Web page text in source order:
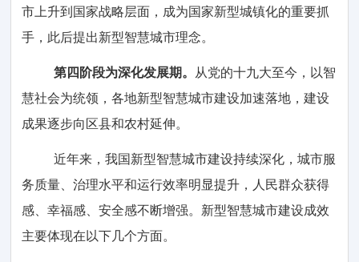
市上升到国家战略层面，成为国家新型城镇化的重要抓
手，此后提出新型智慧城市理念。
第四阶段为深化发展期。
从党的十九大至今，以智
慧社会为统领，各地新型智慧城市建设加速落地，建设
成果逐步向区县和农村延伸。
近年来，我国新型智慧城市建设持续深化，城市服
务质量、治理水平和运行效率明显提升，人民群众获得
感、幸福感、安全感不断增强。新型智慧城市建设成效
主要体现在以下几个方面。